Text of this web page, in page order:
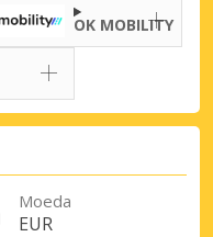
OK MOBILITY
Moeda
EUR